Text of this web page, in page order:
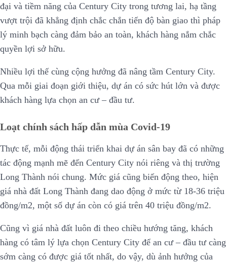
đại và tiềm năng của Century City trong tương lai, hạ tầng
vượt trội đã khẳng định chắc chắn tiến độ bàn giao thì pháp
lý minh bạch càng đảm bảo an toàn, khách hàng nắm chắc
quyền lợi sở hữu.
Nhiều lợi thế cùng cộng hưởng đã nâng tầm Century City.
Qua mỗi giai đoạn giới thiệu, dự án có sức hút lớn và được
khách hàng lựa chọn an cư – đầu tư.
Loạt chính sách hấp dẫn mùa Covid-19
Thực tế, mỗi động thái triển khai dự án sân bay đã có những
tác động mạnh mẽ đến Century City nói riêng và thị trường
Long Thành nói chung. Mức giá cũng biến động theo, hiện
giá nhà đất Long Thành đang dao động ở mức từ 18-36 triệu
đồng/m2, một số dự án còn có giá trên 40 triệu đồng/m2.
Cũng vì giá nhà đất luôn đi theo chiều hướng tăng, khách
hàng có tâm lý lựa chọn Century City để an cư – đầu tư càng
sớm càng có được giá tốt nhất, do vậy, dù ảnh hưởng của